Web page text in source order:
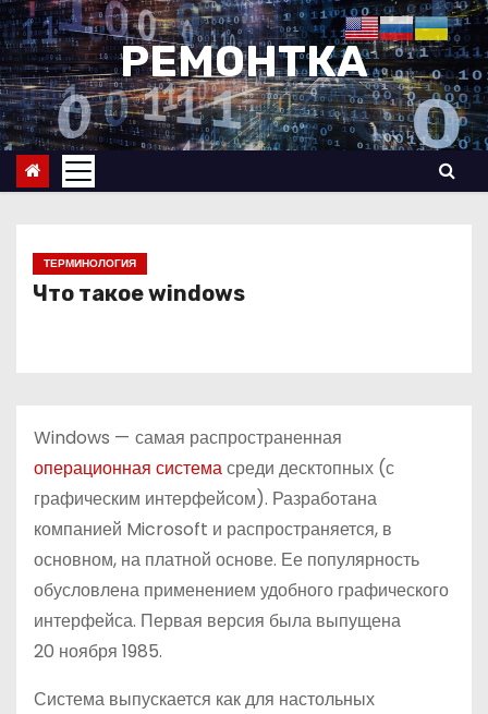
П
е
р
е
й
и
РЕМОНТКА
ТЕРМИНОЛОГИЯ
Что такое windows
Windows — самая распространенная
операционная системасреди десктопных (с
графическим интерфейсом). Разработана
компанией Microsoft и распространяется, в
основном, на платной основе. Ее популярность
обусловлена применением удобного графического
интерфейса. Первая версия была выпущена
20 ноября 1985.
Система выпускается как для настольных